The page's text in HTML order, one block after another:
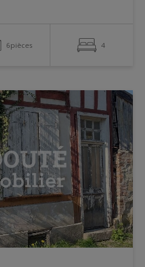
6pièces 4